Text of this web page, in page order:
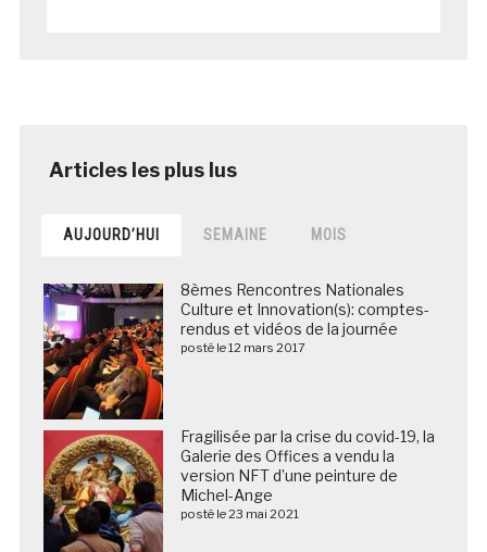
AUJOURD’HUI SEMAINE MOIS
8èmes Rencontres Nationales
Culture et Innovation(s): comptes-
rendus et vidéos de la journée
posté le 12 mars 2017
Fragilisée par la crise du covid-19, la
Galerie des Offices a vendu la
version NFT d’une peinture de
Michel-Ange
posté le 23 mai 2021